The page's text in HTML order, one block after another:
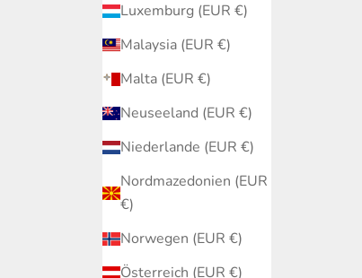
Luxemburg (EUR €)
Malaysia (EUR €)
Malta (EUR €)
Neuseeland (EUR €)
Niederlande (EUR €)
Nordmazedonien (EUR
€)
Norwegen (EUR €)
Österreich (EUR €)